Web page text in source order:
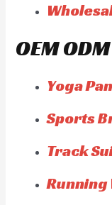
OEM
Yoga
Sports
Track